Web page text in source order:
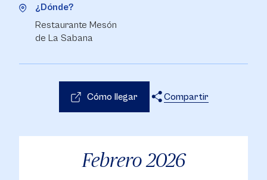
Febrero 2026
¿Dónde?
Restaurante Mesón
de La Sabana
Cómo llegar
Compartir